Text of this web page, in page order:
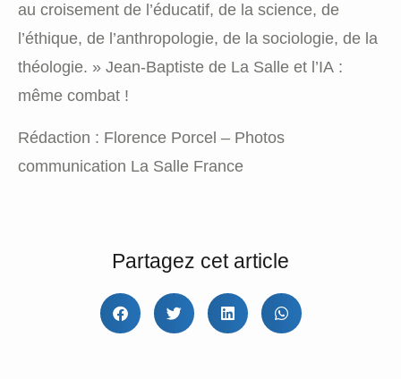
au croisement de l’éducatif, de la science, de
l’éthique, de l’anthropologie, de la sociologie, de la
théologie. » Jean-Baptiste de La Salle et l’IA :
même combat !
Rédaction : Florence Porcel – Photos
communication La Salle France
Partagez cet article